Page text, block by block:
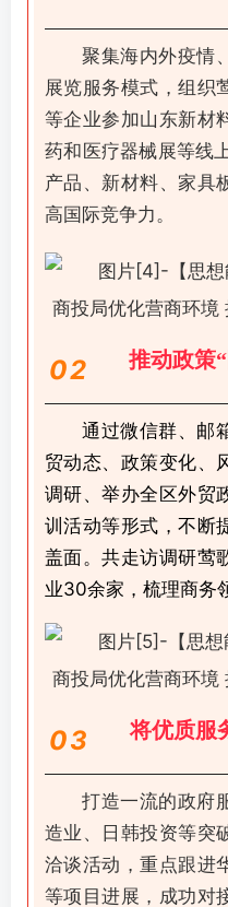
聚集海内外疫情
展览服务模式，组织
等企业参加山东新材
药和医疗器械展等线
产品、新材料、家具
高国际竞争力。
02 推动政策
通过微信群、邮
贸动态、政策变化、
调研、举办全区外贸
训活动等形式，不断
盖面。共走访调研莺
业30余家，梳理商务
03 将优质服
打造一流的政府
造业、日韩投资等突
洽谈活动，重点跟进
等项目进展，成功对